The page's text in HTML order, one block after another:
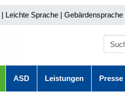
| Leichte Sprache | Gebärdensprache
ASD Leistungen Presse